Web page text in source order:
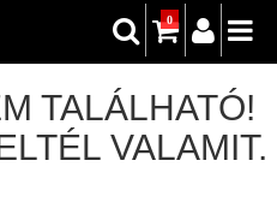
0
TALÁLHATÓ!
VALAMIT.